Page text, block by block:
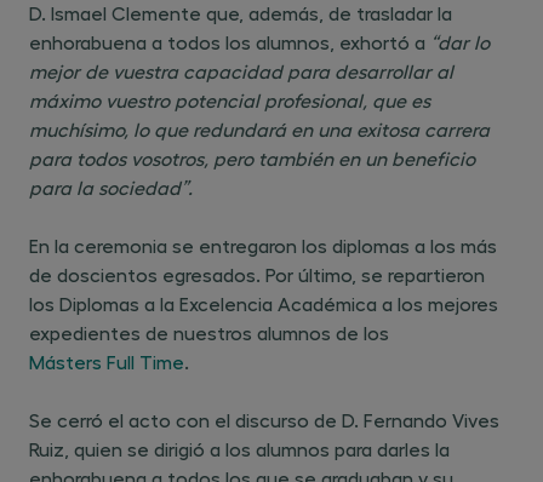
D. Ismael Clemente que, además, de trasladar la
enhorabuena a todos los alumnos, exhortó a “dar lo
mejor de vuestra capacidad para desarrollar al
máximo vuestro potencial profesional, que es
muchísimo, lo que redundará en una exitosa carrera
para todos vosotros, pero también en un beneficio
para la sociedad”.
En la ceremonia se entregaron los diplomas a los más
de doscientos egresados. Por último, se repartieron
los Diplomas a la Excelencia Académica a los mejores
expedientes de nuestros alumnos de los
Másters Full Time.
Se cerró el acto con el discurso de D. Fernando Vives
Ruiz, quien se dirigió a los alumnos para darles la